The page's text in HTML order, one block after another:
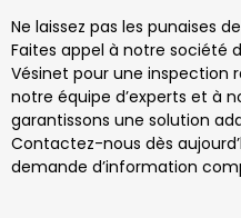
Ne laissez pas les punaises
Faites appel à notre société
Vésinet pour une inspection
notre équipe d’experts et à
garantissons une solution
Contactez-nous dès
demande d’information